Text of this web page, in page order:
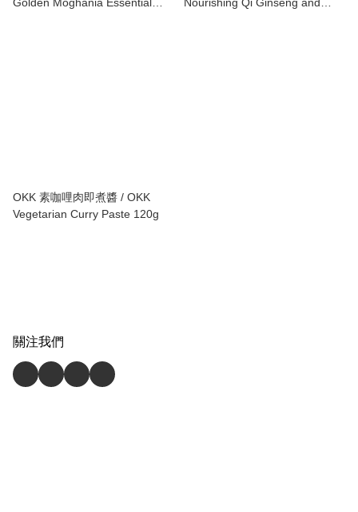
Golden Moghania Essential
Nourishing Qi Ginseng and
OKK 素咖哩肉即煮醬 / OKK
Vegetarian Curry Paste 120g
關注我們